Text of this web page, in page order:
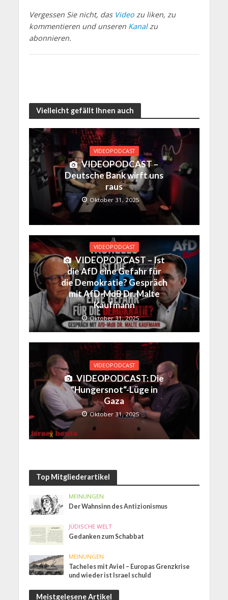
Vergessen Sie nicht, das Video zu liken, zu
kommentieren und unseren Kanalzu
abonnieren.
Vielleicht gefällt Ihnen auch
VIDEOPODCAST
VIDEOPODCAST –
Deutsche Bank wirft uns
raus
Oktober 31, 2025
VIDEOPODCAST
VIDEOPODCAST – Ist
die AfD eine Gefahr für
die Demokratie? Gespräch
mit AfD-MdB Dr. Malte
Kaufmann
Oktober 31, 2025
VIDEOPODCAST
VIDEOPODCAST: Die
“Hungersnot“-Lüge in
Gaza
Oktober 31, 2025
Top Mitgliederartikel
MEINUNGEN
Der Wahnsinn des Antizionismus
JÜDISCHE WELT
Gedanken zum Schabbat
MEINUNGEN
Tacheles mit Aviel – Europas Grenzkrise
und wieder ist Israel schuld
Meistgelesene Artikel